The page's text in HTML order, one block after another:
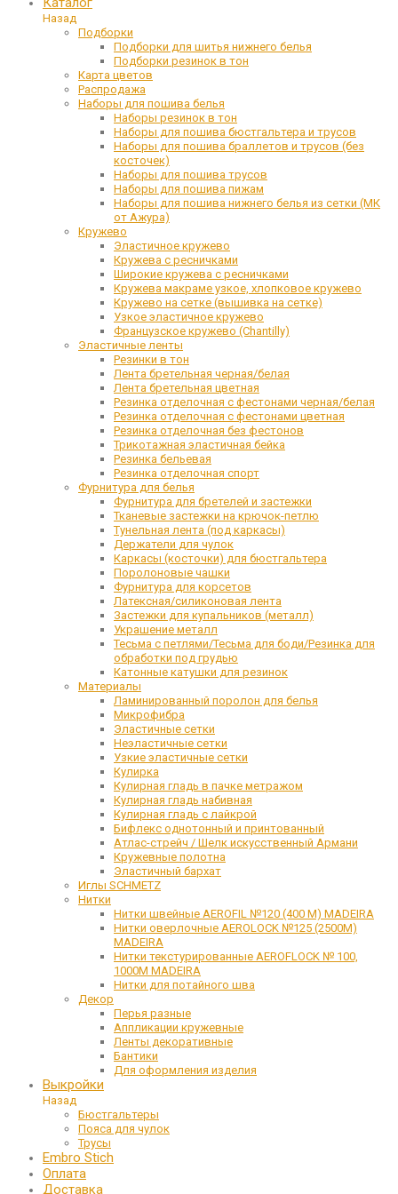
Назад
Подборки
Подборки для шитья нижнего белья
Подборки резинок в тон
Карта цветов
Распродажа
Наборы для пошива белья
Наборы резинок в тон
Наборы для пошива бюстгальтера и трусов
Наборы для пошива браллетов и трусов (без
косточек)
Наборы для пошива трусов
Наборы для пошива пижам
Наборы для пошива нижнего белья из сетки (МК
от Ажура)
Кружево
Эластичное кружево
Кружева с ресничками
Широкие кружева с ресничками
Кружева макраме узкое, хлопковое кружево
Кружево на сетке (вышивка на сетке)
Узкое эластичное кружево
Французское кружево (Chantilly)
Эластичные ленты
Резинки в тон
Лента бретельная черная/белая
Лента бретельная цветная
Резинка отделочная с фестонами черная/белая
Резинка отделочная с фестонами цветная
Резинка отделочная без фестонов
Трикотажная эластичная бейка
Резинка бельевая
Резинка отделочная спорт
Фурнитура для белья
Фурнитура для бретелей и застежки
Тканевые застежки на крючок-петлю
Тунельная лента (под каркасы)
Держатели для чулок
Каркасы (косточки) для бюстгальтера
Поролоновые чашки
Фурнитура для корсетов
Латексная/силиконовая лента
Застежки для купальников (металл)
Украшение металл
Тесьма с петлями/Тесьма для боди/Резинка для
обработки под грудью
Катонные катушки для резинок
Материалы
Ламинированный поролон для белья
Микрофибра
Эластичные сетки
Неэластичные сетки
Узкие эластичные сетки
Кулирка
Кулирная гладь в пачке метражом
Кулирная гладь набивная
Кулирная гладь с лайкрой
Бифлекс однотонный и принтованный
Атлас-стрейч / Шелк искусственный Армани
Кружевные полотна
Эластичный бархат
Иглы SCHMETZ
Нитки
Нитки швейные AEROFIL №120 (400 М) MADEIRA
Нитки оверлочные AEROLOCK №125 (2500М)
MADEIRA
Нитки текстурированные AEROFLOCK № 100,
1000М MADEIRA
Нитки для потайного шва
Декор
Перья разные
Аппликации кружевные
Ленты декоративные
Бантики
Для оформления изделия
Выкройки
Назад
Бюстгальтеры
Пояса для чулок
Трусы
Embro Stich
Оплата
Доставка